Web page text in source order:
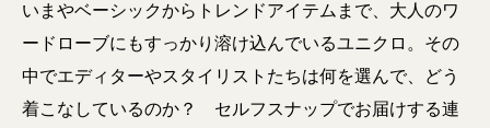
いまやベーシックからトレンドアイテムまで、大人のワ
ードローブにもすっかり溶け込んでいるユニクロ。その
中でエディターやスタイリストたちは何を選んで、どう
着こなしているのか？ セルフスナップでお届けする連